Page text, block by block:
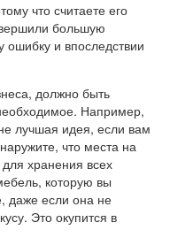
что считаете его
большую
и впоследствии
должно быть
Например,
лучшая идея, если вам
что места на
хранения всех
которую вы
даже если она не
Это окупится в